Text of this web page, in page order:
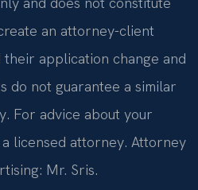
an attorney-client
their application change and
do not guarantee a similar
For advice about your
licensed attorney. Attorney
Mr. Sris.